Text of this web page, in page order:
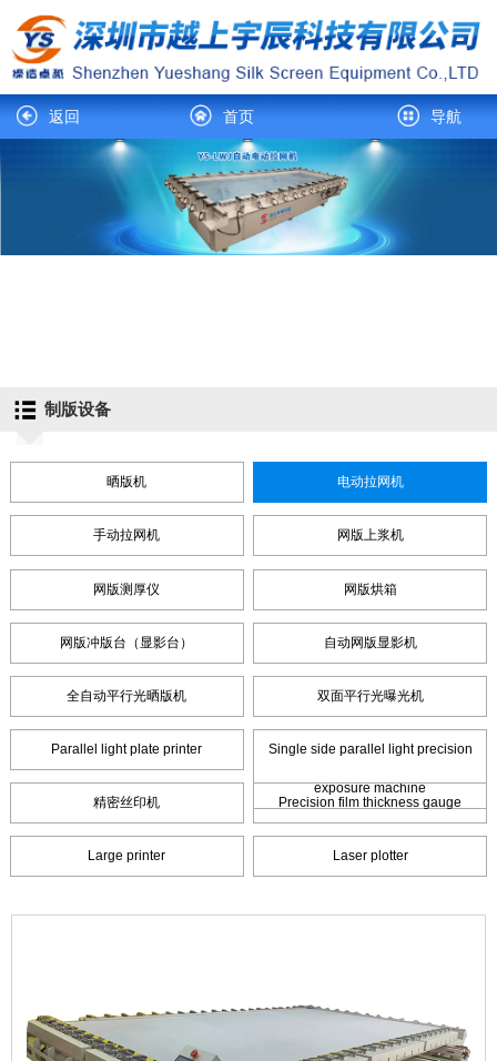
返回 首页 导航
制版设备
晒版机 电动拉网机
手动拉网机 网版上浆机
网版测厚仪 网版烘箱
网版冲版台（显影台） 自动网版显影机
全自动平行光晒版机 双面平行光曝光机
Parallel light plate printer Single side parallel light precision
exposure machine
精密丝印机
Precision film thickness gauge
Large printer Laser plotter